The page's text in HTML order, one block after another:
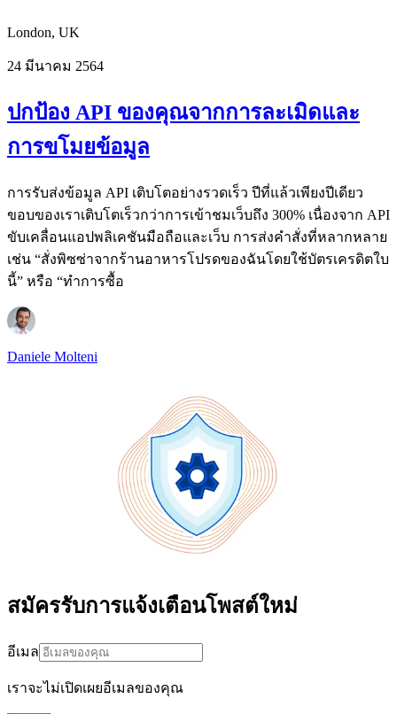
London, UK
24 มีนาคม 2564
ปกป้อง API ของคุณจากการละเมิดและ
การขโมยข้อมูล
การรับส่งข้อมูล API เติบโตอย่างรวดเร็ว ปีที่แล้วเพียงปีเดียว
ขอบของเราเติบโตเร็วกว่าการเข้าชมเว็บถึง 300% เนื่องจาก API
ขับเคลื่อนแอปพลิเคชันมือถือและเว็บ การส่งคำสั่งที่หลากหลาย
เช่น “สั่งพิซซ่าจากร้านอาหารโปรดของฉันโดยใช้บัตรเครดิตใบ
นี้” หรือ “ทำการซื้อ
Daniele Molteni
สมัครรับการแจ้งเตือนโพสต์ใหม่
อีเมล
เราจะไม่เปิดเผยอีเมลของคุณ